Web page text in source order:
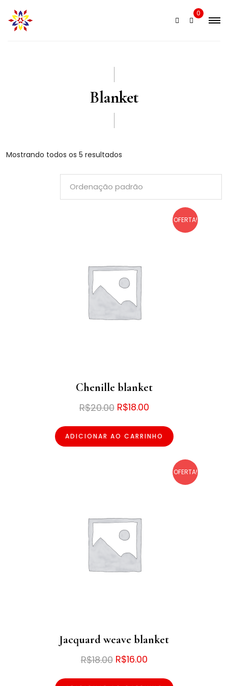
content
0
Blanket
Mostrando todos os 5 resultados
OFERTA!
Chenille blanket
R$20.00 O
preço
original
R$18.00O
preço
atual
R$18.00.
ADICIONAR AO CARRINHO
OFERTA!
Jacquard weave blanket
R$18.00 O
preço
R$16.00O
preço